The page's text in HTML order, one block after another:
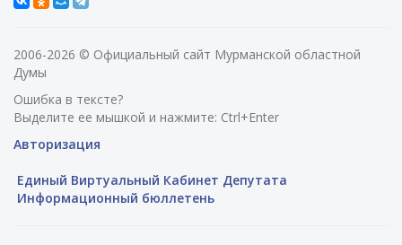
2006-2026 © Официальный сайт Мурманской областной
Думы
Ошибка в тексте?
Выделите ее мышкой и нажмите: Ctrl+Enter
Авторизация
Единый Виртуальный Кабинет Депутата
Информационный бюллетень